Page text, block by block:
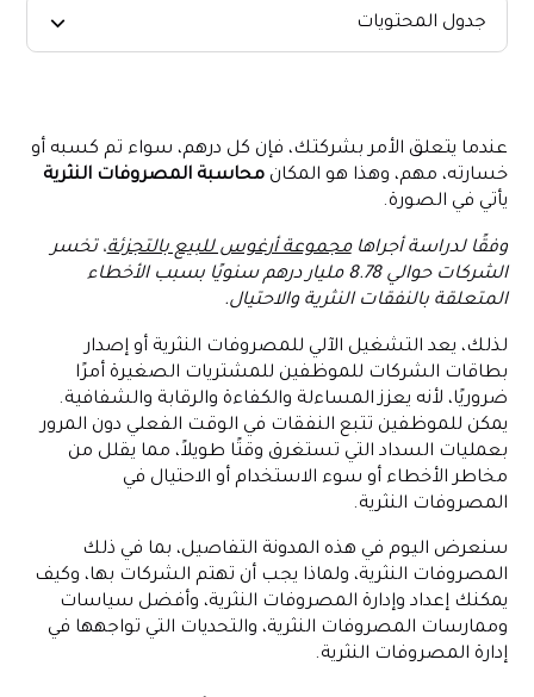
جدول المحتويات
إنشاء صندوق المصروفات النثرية
إدارة المصروفات النثرية
محاسبة المصروفات النثرية
سياسات المصروفات النثرية وأفضل الممارسات
التحديات في إدارة المصروفات النثرية
قم بإدارة حسابات المصروفات النثرية اليوم مع Alaan!
عندما يتعلق الأمر بشركتك، فإن كل درهم، سواء تم كسبه أو
خسارته، مهم، وهذا هو المكانمحاسبة المصروفات النثرية
يأتي في الصورة.
وفقًا لدراسة أجراهامجموعة أرغوس للبيع بالتجزئة، تخسر
الشركات حوالي 8.78 مليار درهم سنويًا بسبب الأخطاء
المتعلقة بالنفقات النثرية والاحتيال.
لذلك، يعد التشغيل الآلي للمصروفات النثرية أو إصدار
بطاقات الشركات للموظفين للمشتريات الصغيرة أمرًا
ضروريًا، لأنه يعزز المساءلة والكفاءة والرقابة والشفافية.
يمكن للموظفين تتبع النفقات في الوقت الفعلي دون المرور
بعمليات السداد التي تستغرق وقتًا طويلاً، مما يقلل من
مخاطر الأخطاء أو سوء الاستخدام أو الاحتيال في
المصروفات النثرية.
سنعرض اليوم في هذه المدونة التفاصيل، بما في ذلك
المصروفات النثرية، ولماذا يجب أن تهتم الشركات بها، وكيف
يمكنك إعداد وإدارة المصروفات النثرية، وأفضل سياسات
وممارسات المصروفات النثرية، والتحديات التي تواجهها في
إدارة المصروفات النثرية.